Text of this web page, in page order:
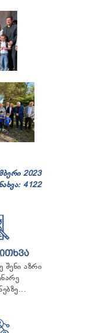
2023
ნახვა: 4122
შენი აზრი